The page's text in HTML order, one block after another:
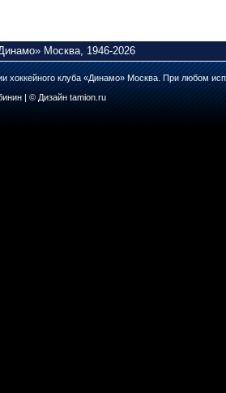
Москва, 1946-2026
хоккейного клуба «Динамо» Москва. При любом
| © Дизайн tamion.ru